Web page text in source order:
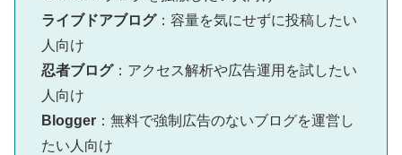
ライブドアブログ：容量を気にせずに投稿したい
人向け
忍者ブログ：アクセス解析や広告運用を試したい
人向け
Blogger：無料で強制広告のないブログを運営し
たい人向け